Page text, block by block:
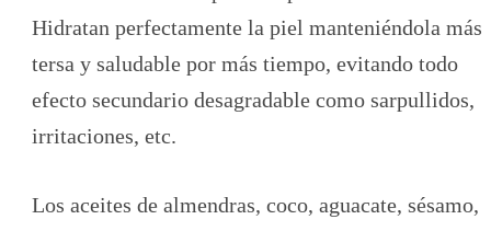
Hidratan perfectamente la piel manteniéndola más
tersa y saludable por más tiempo, evitando todo
efecto secundario desagradable como sarpullidos,
irritaciones, etc.
Los aceites de almendras, coco, aguacate, sésamo,